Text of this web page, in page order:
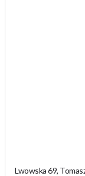
Lwowska 69,